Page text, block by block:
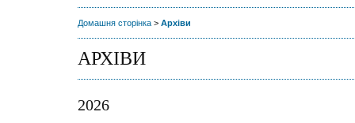
Домашня сторінка > Архіви
АРХІВИ
2026